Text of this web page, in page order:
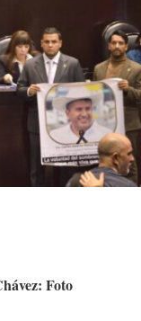
Foto